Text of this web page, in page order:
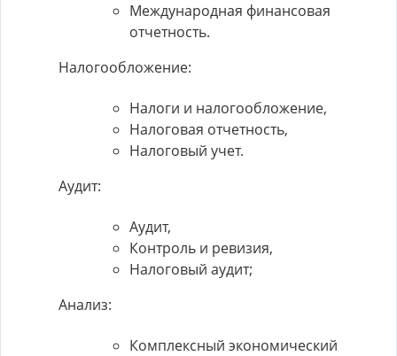
Международная финансовая
отчетность.
Налогообложение:
Налоги и налогообложение,
Налоговая отчетность,
Налоговый учет.
Аудит:
Аудит,
Контроль и ревизия,
Налоговый аудит;
Анализ:
Комплексный экономический